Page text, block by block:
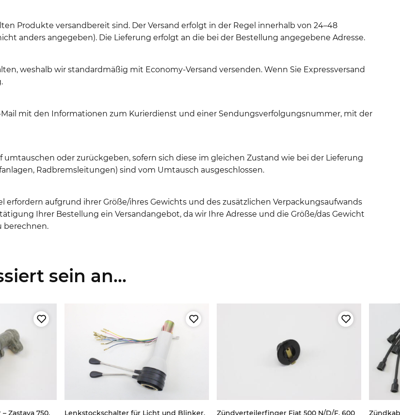
Produkte versandbereit sind. Der Versand erfolgt in der Regel innerhalb von 24–48
anders angegeben). Die Lieferung erfolgt an die bei der Bestellung angegebene Adresse.
weshalb wir standardmäßig mit Economy-Versand versenden. Wenn Sie Expressversand
mit den Informationen zum Kurierdienst und einer Sendungsverfolgungsnummer, mit der
oder zurückgeben, sofern sich diese im gleichen Zustand wie bei der Lieferung
Radbremsleitungen) sind vom Umtausch ausgeschlossen.
aufgrund ihrer Größe/ihres Gewichts und des zusätzlichen Verpackungsaufwands
Ihrer Bestellung ein Versandangebot, da wir Ihre Adresse und die Größe/das Gewicht
berechnen.
sein an...
Zastava 750,
Lenkstockschalter für Licht und Blinker,
Zündverteilerfinger Fiat 500 N/D/F, 600